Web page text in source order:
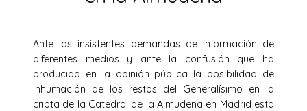
Ante las insistentes demandas de información de
diferentes medios y ante la confusión que ha
producido en la opinión pública la posibilidad de
inhumación de los restos del Generalísimo en la
cripta de la Catedral de la Almudena en Madrid esta